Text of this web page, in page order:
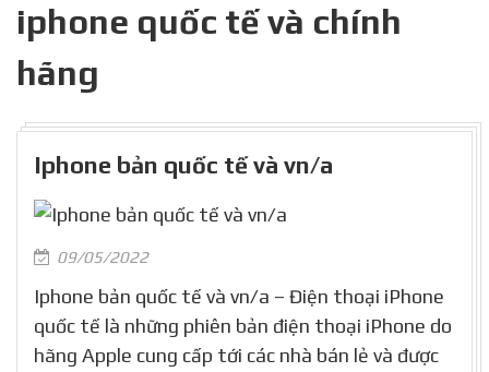
iphone quốc tế và chính
hãng
Iphone bản quốc tế và vn/a
09/05/2022
Iphone bản quốc tế và vn/a – Điện thoại iPhone
quốc tế là những phiên bản điện thoại iPhone do
hãng Apple cung cấp tới các nhà bán lẻ và được